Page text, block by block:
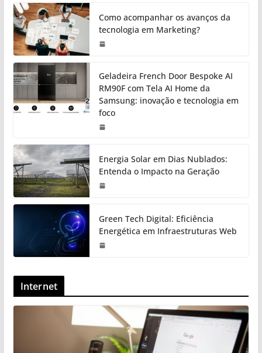
Como acompanhar os avanços da
tecnologia em Marketing?
Geladeira French Door Bespoke AI
RM90F com Tela AI Home da
Samsung: inovação e tecnologia em
foco
Energia Solar em Dias Nublados:
Entenda o Impacto na Geração
Green Tech Digital: Eficiência
Energética em Infraestruturas Web
Internet